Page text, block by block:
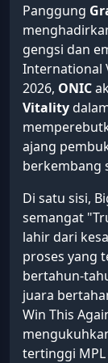
Panggung
gengsi dan
International
2026, ONIC
Vitality
ajang
berkembang
Di satu sisi,
semangat
lahir dari
proses yang
bertahun-
juara
Win This
tertinggi